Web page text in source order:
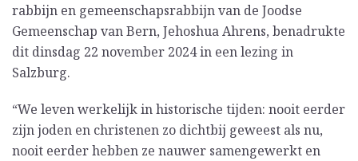
rabbijn en gemeenschapsrabbijn van de Joodse
Gemeenschap van Bern, Jehoshua Ahrens, benadrukte
dit dinsdag 22 november 2024 in een lezing in
Salzburg.
“We leven werkelijk in historische tijden: nooit eerder
zijn joden en christenen zo dichtbij geweest als nu,
nooit eerder hebben ze nauwer samengewerkt en